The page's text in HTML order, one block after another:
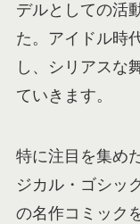
デルとしての活
た。アイドル時
し、シリアスな
ていきます。
特に注目を集め
ジカル・ゴシッ
の名作コミック